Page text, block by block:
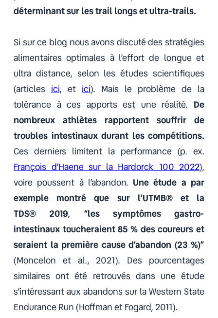
déterminant sur les trail longs et ultra-trails.
Si sur ce blog nous avons discuté des stratégies
alimentaires optimales à l’effort de longue et
ultra distance, selon les études scientifiques
(articles ici, et ici). Mais le problème de la
tolérance à ces apports est une réalité. De
nombreux athlètes rapportent souffrir de
troubles intestinaux durant les compétitions.
Ces derniers limitent la performance (p. ex.
François d’Haene sur la Hardorck 100 2022),
voire poussent à l’abandon. Une étude a par
exemple montré que sur l’UTMB® et la
TDS® 2019, “les symptômes gastro-
intestinaux toucheraient 85 % des coureurs et
seraient la première cause d’abandon (23 %)”
(Moncelon et al., 2021). Des pourcentages
similaires ont été retrouvés dans une étude
s’intéressant aux abandons sur la Western State
Endurance Run (Hoffman et Fogard, 2011).